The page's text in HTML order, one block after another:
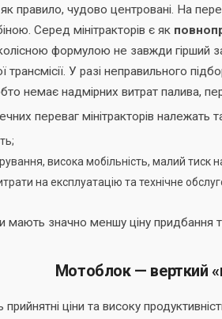
правило, чудово центровані. На
Серед мінітракторів є як
формулою не завжди гірший
трансмісії. У разі неправильного
немає надмірних витрат палива,
переваг мінітракторів належать
висока мобільність, малий
на експлуатацію та технічне
мають значно меншу ціну придбання
Мотоблок — верткий
ціни та високу